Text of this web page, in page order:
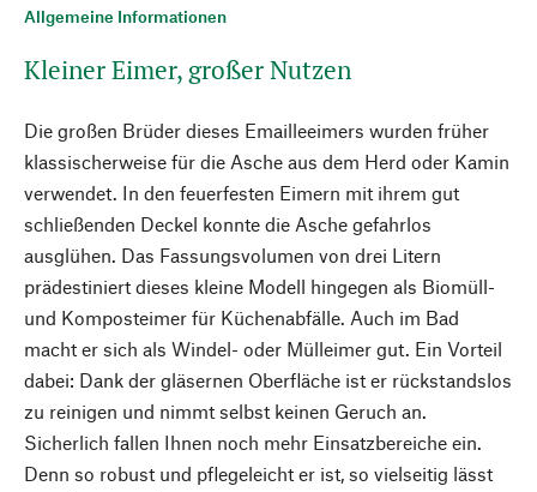
Allgemeine Informationen
Kleiner Eimer, großer Nutzen
Die großen Brüder dieses Emailleeimers wurden früher
klassischerweise für die Asche aus dem Herd oder Kamin
verwendet. In den feuerfesten Eimern mit ihrem gut
schließenden Deckel konnte die Asche gefahrlos
ausglühen. Das Fassungsvolumen von drei Litern
prädestiniert dieses kleine Modell hingegen als Biomüll-
und Komposteimer für Küchenabfälle. Auch im Bad
macht er sich als Windel- oder Mülleimer gut. Ein Vorteil
dabei: Dank der gläsernen Oberfläche ist er rückstandslos
zu reinigen und nimmt selbst keinen Geruch an.
Sicherlich fallen Ihnen noch mehr Einsatzbereiche ein.
Denn so robust und pflegeleicht er ist, so vielseitig lässt